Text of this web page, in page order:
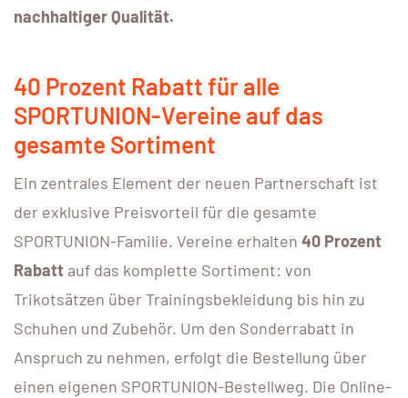
nachhaltiger Qualität.
40 Prozent Rabatt für alle
SPORTUNION-Vereine auf das
gesamte Sortiment
Ein zentrales Element der neuen Partnerschaft ist
der exklusive Preisvorteil für die gesamte
SPORTUNION-Familie. Vereine erhalten 40 Prozent
Rabatt auf das komplette Sortiment: von
Trikotsätzen über Trainingsbekleidung bis hin zu
Schuhen und Zubehör. Um den Sonderrabatt in
Anspruch zu nehmen, erfolgt die Bestellung über
einen eigenen SPORTUNION-Bestellweg. Die Online-